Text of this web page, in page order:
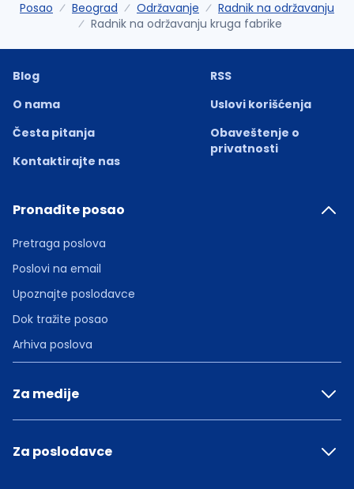
Posao Beograd Održavanje
Radnik na održavanju
Radnik na održavanju kruga fabrike
Blog
O nama
Česta pitanja
Kontaktirajte nas
RSS
Uslovi korišćenja
Obaveštenje o
privatnosti
Pronađite posao
Pretraga poslova
Poslovi na email
Upoznajte poslodavce
Dok tražite posao
Arhiva poslova
Za medije
Za poslodavce